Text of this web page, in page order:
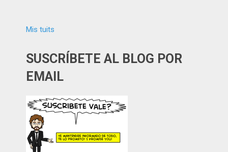
Mis tuits
SUSCRÍBETE AL BLOG POR
EMAIL